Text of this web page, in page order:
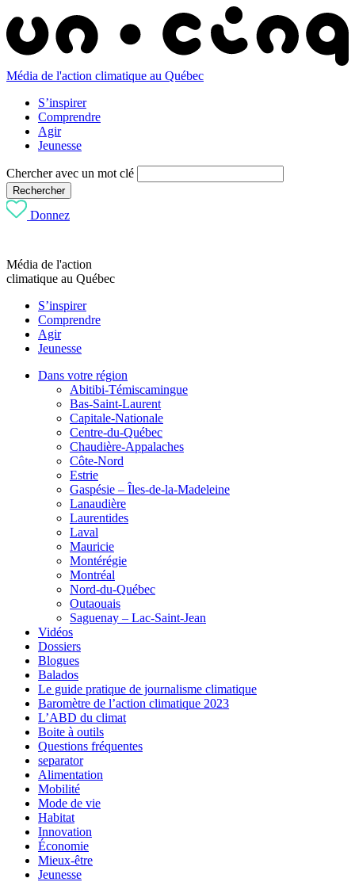
Média de l'action climatique au Québec
S’inspirer
Comprendre
Agir
Jeunesse
Chercher avec un mot clé
Rechercher
Donnez
Média de l'action
climatique au Québec
S’inspirer
Comprendre
Agir
Jeunesse
Dans votre région
Abitibi-Témiscamingue
Bas-Saint-Laurent
Capitale-Nationale
Centre-du-Québec
Chaudière-Appalaches
Côte-Nord
Estrie
Gaspésie – Îles-de-la-Madeleine
Lanaudière
Laurentides
Laval
Mauricie
Montérégie
Montréal
Nord-du-Québec
Outaouais
Saguenay – Lac-Saint-Jean
Vidéos
Dossiers
Blogues
Balados
Le guide pratique de journalisme climatique
Baromètre de l’action climatique 2023
L’ABD du climat
Boite à outils
Questions fréquentes
separator
Alimentation
Mobilité
Mode de vie
Habitat
Innovation
Économie
Mieux-être
Jeunesse